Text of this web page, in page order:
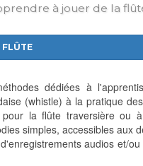
à jouer de la
FLÛTE
dédiées à
(whistle) à la pratique
la flûte traversière ou
simples, accessibles aux
audios et/ou